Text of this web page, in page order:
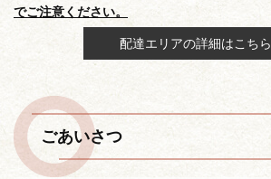
でご注意ください。
配達エリアの詳細はこちら
ごあいさつ